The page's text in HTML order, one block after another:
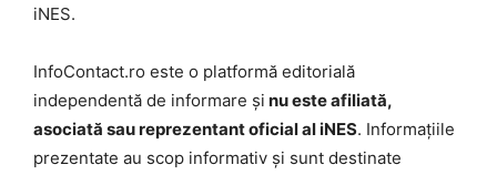
iNES.
InfoContact.ro este o platformă editorială
independentă de informare și nu este afiliată,
asociată sau reprezentant oficial al iNES. Informațiile
prezentate au scop informativ și sunt destinate